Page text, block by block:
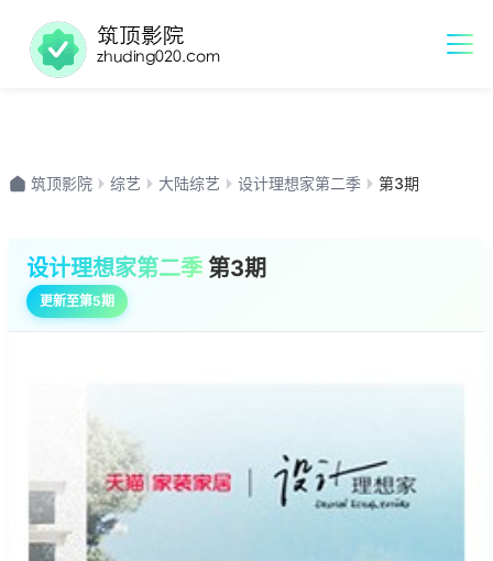
筑顶影院 综艺 大陆综艺 设计理想家第二季 第3期
设计理想家第二季 第3期
更新至第5期